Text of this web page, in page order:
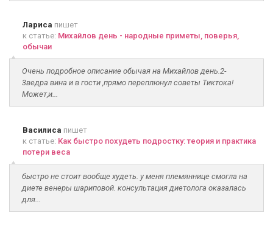
Лариса пишет
к статье: Михайлов день - народные приметы, поверья,
обычаи
Очень подробное описание обычая на Михайлов день.2-
3ведра вина и в гости ,прямо переплюнул советы Тиктока!
Может,и...
Василиса пишет
к статье: Как быстро похудеть подростку: теория и практика
потери веса
быстро не стоит вообще худеть. у меня племяннице смогла на
диете венеры шариповой. консультация диетолога оказалась
для...